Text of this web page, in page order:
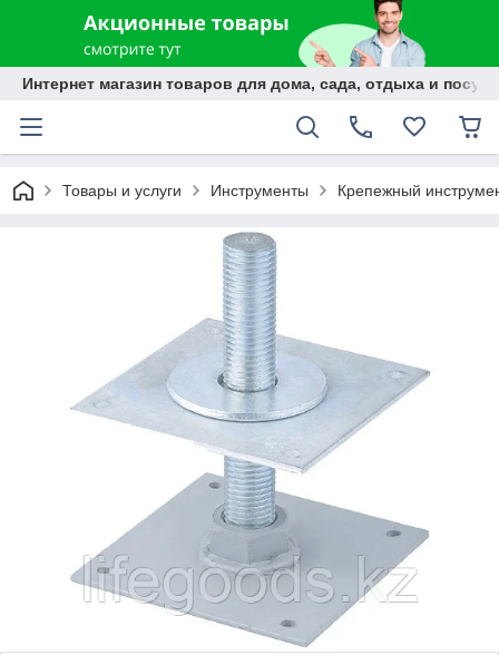
Интернет магазин товаров для дома, сада, отдыха и
Товары и услуги Инструменты Крепежный